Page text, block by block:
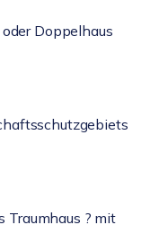
Doppelhaus
Traumhaus ? mit